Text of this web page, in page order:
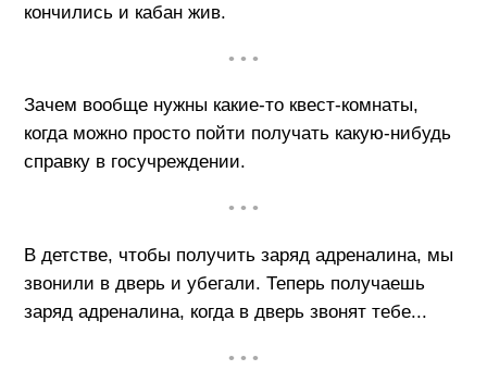
кончились и кабан жив.
• • •
Зачем вообще нужны какие-то квест-комнаты,
когда можно просто пойти получать какую-нибудь
справку в госучреждении.
• • •
В детстве, чтобы получить заряд адреналина, мы
звонили в дверь и убегали. Теперь получаешь
заряд адреналина, когда в дверь звонят тебе...
• • •